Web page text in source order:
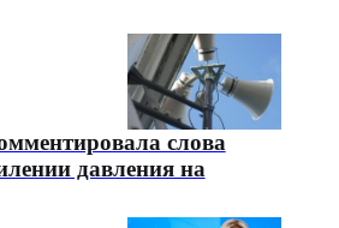
слова
давления на